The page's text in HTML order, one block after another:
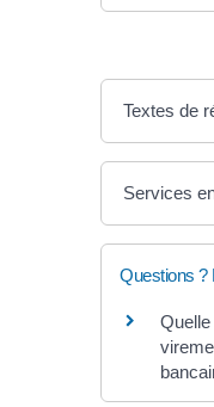
Textes de
Services
Questions ?